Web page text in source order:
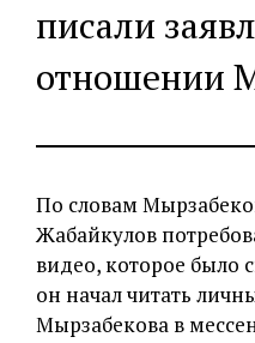
писали
отношении
По словам
Жабайкулов
видео, которое было
он начал читать
Мырзабекова в